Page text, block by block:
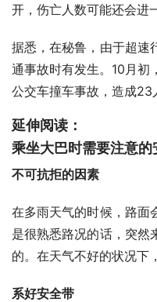
开，伤亡人数可能还会进
据悉，在秘鲁，由于超速
通事故时有发生。10月初
公交车撞车事故，造成23
延伸阅读：
乘坐大巴时需要注意的
不可抗拒的因素
在多雨天气的时候，路面
是很熟悉路况的话，突然
的。在天气不好的状况下
系好安全带